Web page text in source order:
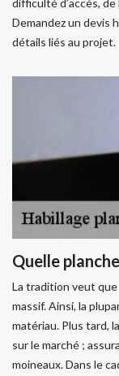
difficulté d’accès,
Demandez un devis
détails liés au projet.
Quelle
La tradition veut
massif. Ainsi, la
matériau. Plus tard,
sur le marché ;
moineaux. Dans le